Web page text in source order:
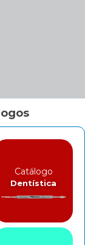
Catálogo
Dentística